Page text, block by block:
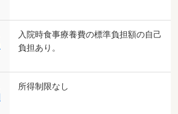
入院時食事療養費の標準負担額の自己
負担あり。
所得制限なし